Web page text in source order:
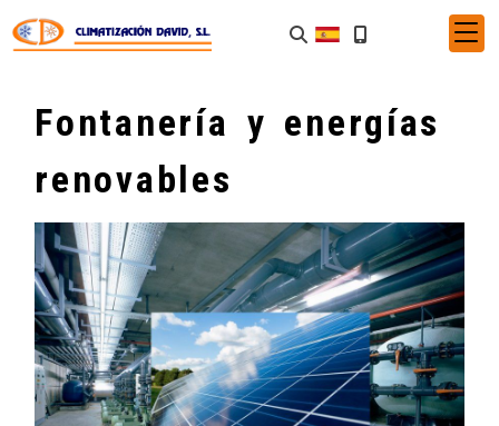
Fontanería y energías
renovables